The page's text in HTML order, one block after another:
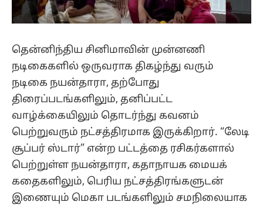
தென்னிந்திய சினிமாவின் முன்னணி
நடிகைகளில் ஒருவராக திகழ்ந்து வரும்
நடிகை நயன்தாரா, தற்போது
திரைப்படங்களிலும், தனிப்பட்ட
வாழ்க்கையிலும் தொடர்ந்து கவனம்
பெற்றுவரும் நட்சத்திரமாக இருக்கிறார். “லேடி
சூப்பர் ஸ்டார்” என்ற பட்டத்தை ரசிகர்களால்
பெற்றுள்ள நயன்தாரா, கதாநாயக மையக்
கதைகளிலும், பெரிய நட்சத்திரங்களுடன்
இணையும் மெகா படங்களிலும் சமநிலையாக